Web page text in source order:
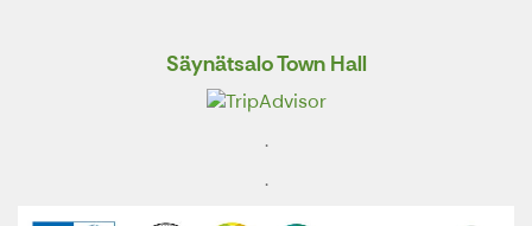
Säynätsalo Town Hall
.
.